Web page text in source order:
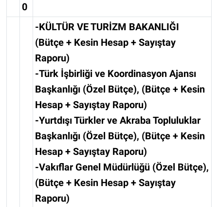
0
-KÜLTÜR VE TURİZM BAKANLIĞI
(Bütçe + Kesin Hesap + Sayıştay
Raporu)
-Türk İşbirliği ve Koordinasyon Ajansı
Başkanlığı (Özel Bütçe), (Bütçe + Kesin
Hesap + Sayıştay Raporu)
-Yurtdışı Türkler ve Akraba Topluluklar
Başkanlığı (Özel Bütçe), (Bütçe + Kesin
Hesap + Sayıştay Raporu)
-Vakıflar Genel Müdürlüğü (Özel Bütçe),
(Bütçe + Kesin Hesap + Sayıştay
Raporu)